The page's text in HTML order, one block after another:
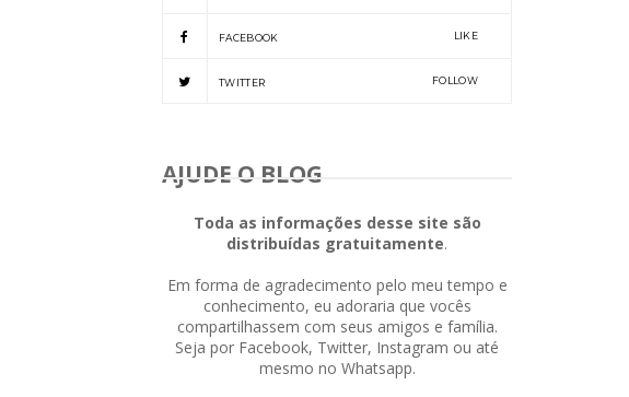
FACEBOOK LIKE
TWITTER FOLLOW
AJUDE O BLOG
Toda as informações desse site são
distribuídas gratuitamente.
Em forma de agradecimento pelo meu tempo e
conhecimento, eu adoraria que vocês
compartilhassem com seus amigos e família.
Seja por Facebook, Twitter, Instagram ou até
mesmo no Whatsapp.